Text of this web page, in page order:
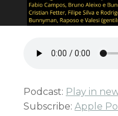
Podcast: Play in
Subscribe: Apple